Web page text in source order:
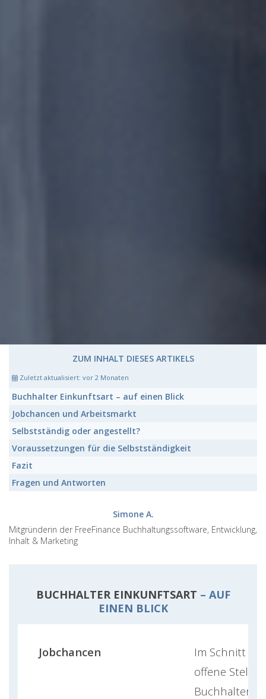
ZUM INHALT DIESES ARTIKELS
Zuletzt aktualisiert: vor 2 Monaten
Buchhalter Einkunftsart – auf einen Blick
Jobchancen und Arbeitsmarkt
Selbstständig oder angestellt?
Voraussetzungen für die Selbstständigkeit
Fazit
Fragen und Antworten
Simone A.
Mitgründerin der FreeFinance Buchhaltungssoftware, Entwicklung,
Inhalt & Marketing
BUCHHALTER EINKUNFTSART – AUF
EINEN BLICK
Jobchancen
Im Schnitt
offene
Buchhalter